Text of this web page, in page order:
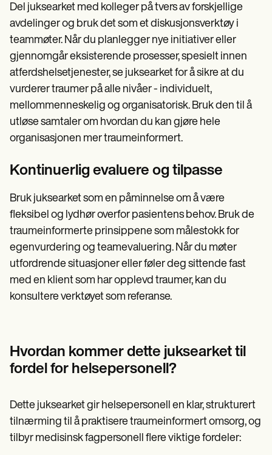
Del juksearket med kolleger på tvers av forskjellige
avdelinger og bruk det som et diskusjonsverktøy i
teammøter. Når du planlegger nye initiativer eller
gjennomgår eksisterende prosesser, spesielt innen
atferdshelsetjenester, se juksearket for å sikre at du
vurderer traumer på alle nivåer - individuelt,
mellommenneskelig og organisatorisk. Bruk den til å
utløse samtaler om hvordan du kan gjøre hele
organisasjonen mer traumeinformert.
Kontinuerlig evaluere og tilpasse
Bruk juksearket som en påminnelse om å være
fleksibel og lydhør overfor pasientens behov. Bruk de
traumeinformerte prinsippene som målestokk for
egenvurdering og teamevaluering. Når du møter
utfordrende situasjoner eller føler deg sittende fast
med en klient som har opplevd traumer, kan du
konsultere verktøyet som referanse.
Hvordan kommer dette juksearket til
fordel for helsepersonell?
Dette juksearket gir helsepersonell en klar, strukturert
tilnærming til å praktisere traumeinformert omsorg, og
tilbyr medisinsk fagpersonell flere viktige fordeler: